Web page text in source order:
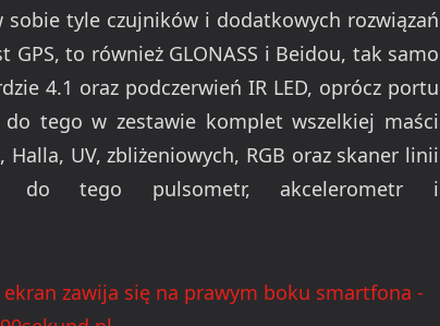
tyle czujników i dodatkowych rozwiązań
GPS, to również GLONASS i Beidou, tak samo
4.1 oraz podczerwień IR LED, oprócz portu
tego w zestawie komplet wszelkiej maści
UV, zbliżeniowych, RGB oraz skaner linii
do tego pulsometr, akcelerometr i